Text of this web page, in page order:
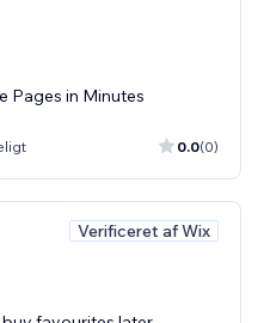
Pages in Minutes
0.0(0)
Verificeret af Wix